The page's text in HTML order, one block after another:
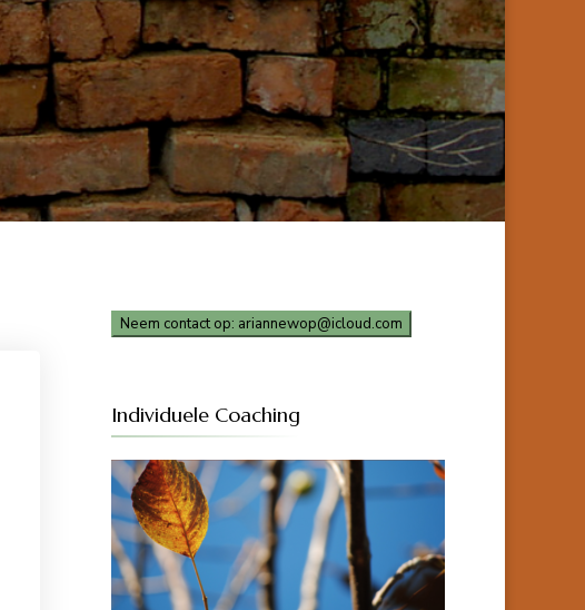
Neem contact op: ariannewop@icloud.com
Individuele Coaching